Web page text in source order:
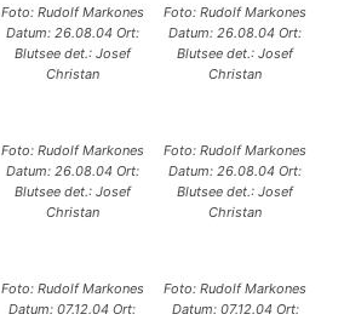
Foto: Rudolf Markones
Datum: 26.08.04 Ort:
Blutsee det.: Josef
Christan
Foto: Rudolf Markones
Datum: 26.08.04 Ort:
Blutsee det.: Josef
Christan
Foto: Rudolf Markones
Datum: 26.08.04 Ort:
Blutsee det.: Josef
Christan
Foto: Rudolf Markones
Datum: 26.08.04 Ort:
Blutsee det.: Josef
Christan
Foto: Rudolf Markones
Datum: 07.12.04 Ort:
Foto: Rudolf Markones
Datum: 07.12.04 Ort: